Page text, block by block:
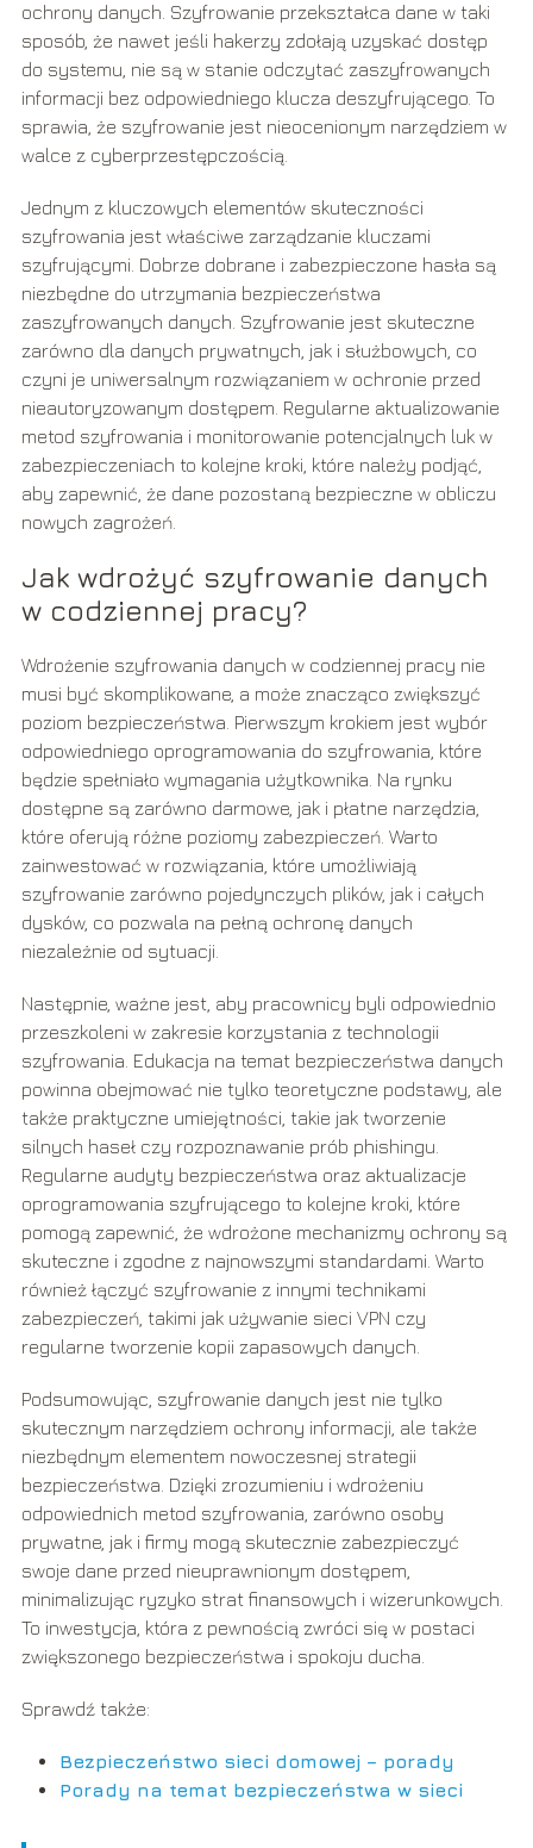
ochrony danych. Szyfrowanie przekształca dane w taki
sposób, że nawet jeśli hakerzy zdołają uzyskać dostęp
do systemu, nie są w stanie odczytać zaszyfrowanych
informacji bez odpowiedniego klucza deszyfrującego. To
sprawia, że szyfrowanie jest nieocenionym narzędziem w
walce z cyberprzestępczością.
Jednym z kluczowych elementów skuteczności
szyfrowania jest właściwe zarządzanie kluczami
szyfrującymi. Dobrze dobrane i zabezpieczone hasła są
niezbędne do utrzymania bezpieczeństwa
zaszyfrowanych danych. Szyfrowanie jest skuteczne
zarówno dla danych prywatnych, jak i służbowych, co
czyni je uniwersalnym rozwiązaniem w ochronie przed
nieautoryzowanym dostępem. Regularne aktualizowanie
metod szyfrowania i monitorowanie potencjalnych luk w
zabezpieczeniach to kolejne kroki, które należy podjąć,
aby zapewnić, że dane pozostaną bezpieczne w obliczu
nowych zagrożeń.
Jak wdrożyć szyfrowanie danych
w codziennej pracy?
Wdrożenie szyfrowania danych w codziennej pracy nie
musi być skomplikowane, a może znacząco zwiększyć
poziom bezpieczeństwa. Pierwszym krokiem jest wybór
odpowiedniego oprogramowania do szyfrowania, które
będzie spełniało wymagania użytkownika. Na rynku
dostępne są zarówno darmowe, jak i płatne narzędzia,
które oferują różne poziomy zabezpieczeń. Warto
zainwestować w rozwiązania, które umożliwiają
szyfrowanie zarówno pojedynczych plików, jak i całych
dysków, co pozwala na pełną ochronę danych
niezależnie od sytuacji.
Następnie, ważne jest, aby pracownicy byli odpowiednio
przeszkoleni w zakresie korzystania z technologii
szyfrowania. Edukacja na temat bezpieczeństwa danych
powinna obejmować nie tylko teoretyczne podstawy, ale
także praktyczne umiejętności, takie jak tworzenie
silnych haseł czy rozpoznawanie prób phishingu.
Regularne audyty bezpieczeństwa oraz aktualizacje
oprogramowania szyfrującego to kolejne kroki, które
pomogą zapewnić, że wdrożone mechanizmy ochrony są
skuteczne i zgodne z najnowszymi standardami. Warto
również łączyć szyfrowanie z innymi technikami
zabezpieczeń, takimi jak używanie sieci VPN czy
regularne tworzenie kopii zapasowych danych.
Podsumowując, szyfrowanie danych jest nie tylko
skutecznym narzędziem ochrony informacji, ale także
niezbędnym elementem nowoczesnej strategii
bezpieczeństwa. Dzięki zrozumieniu i wdrożeniu
odpowiednich metod szyfrowania, zarówno osoby
prywatne, jak i firmy mogą skutecznie zabezpieczyć
swoje dane przed nieuprawnionym dostępem,
minimalizując ryzyko strat finansowych i wizerunkowych.
To inwestycja, która z pewnością zwróci się w postaci
zwiększonego bezpieczeństwa i spokoju ducha.
Sprawdź także:
Bezpieczeństwo sieci domowej – porady
Porady na temat bezpieczeństwa w sieci